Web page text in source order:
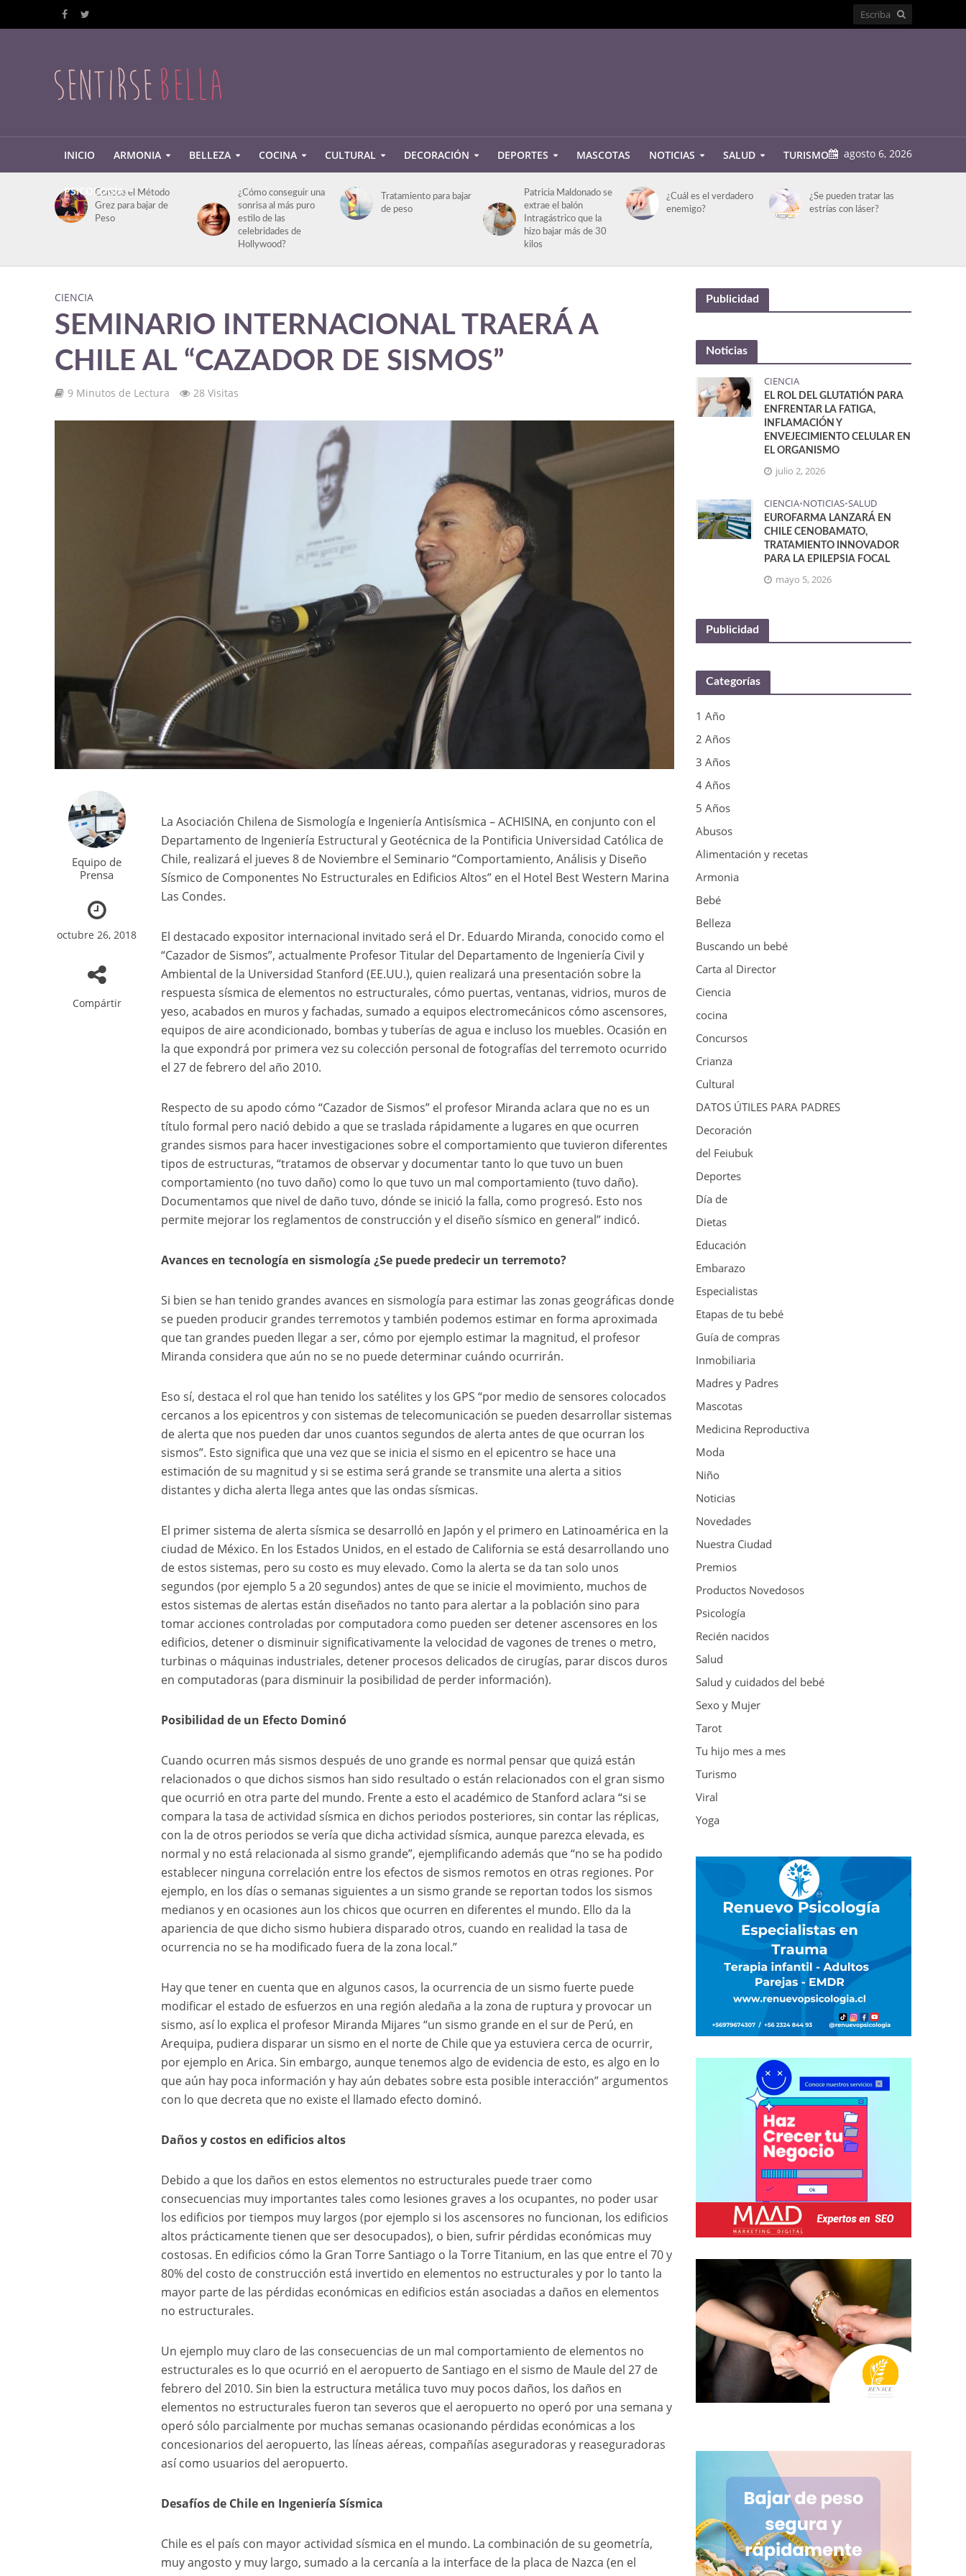
INICIO ARMONIA BELLEZA COCINA CULTURAL DECORACIÓN DEPORTES MASCOTAS NOTICIAS SALUD TURISMO
PSICOLOGÍA
agosto 6, 2026
Conoce el Método
Grez para bajar de
Peso
¿Cómo conseguir una
sonrisa al más puro
estilo de las
celebridades de
Hollywood?
Tratamiento para bajar
de peso
Patricia Maldonado se
extrae el balón
Intragástrico que la
hizo bajar más de 30
kilos
¿Cuál es el verdadero
enemigo?
¿Se pueden tratar las
estrías con láser?
CIENCIA
SEMINARIO INTERNACIONAL TRAERÁ A
CHILE AL “CAZADOR DE SISMOS”
9 Minutos de Lectura 28 Visitas
Equipo de
Prensa
octubre 26, 2018
Compártir
La Asociación Chilena de Sismología e Ingeniería Antisísmica – ACHISINA, en conjunto con el
Departamento de Ingeniería Estructural y Geotécnica de la Pontificia Universidad Católica de
Chile, realizará el jueves 8 de Noviembre el Seminario “Comportamiento, Análisis y Diseño
Sísmico de Componentes No Estructurales en Edificios Altos” en el Hotel Best Western Marina
Las Condes.
El destacado expositor internacional invitado será el Dr. Eduardo Miranda, conocido como el
“Cazador de Sismos”, actualmente Profesor Titular del Departamento de Ingeniería Civil y
Ambiental de la Universidad Stanford (EE.UU.), quien realizará una presentación sobre la
respuesta sísmica de elementos no estructurales, cómo puertas, ventanas, vidrios, muros de
yeso, acabados en muros y fachadas, sumado a equipos electromecánicos cómo ascensores,
equipos de aire acondicionado, bombas y tuberías de agua e incluso los muebles. Ocasión en
la que expondrá por primera vez su colección personal de fotografías del terremoto ocurrido
el 27 de febrero del año 2010.
Respecto de su apodo cómo “Cazador de Sismos” el profesor Miranda aclara que no es un
título formal pero nació debido a que se traslada rápidamente a lugares en que ocurren
grandes sismos para hacer investigaciones sobre el comportamiento que tuvieron diferentes
tipos de estructuras, “tratamos de observar y documentar tanto lo que tuvo un buen
comportamiento (no tuvo daño) como lo que tuvo un mal comportamiento (tuvo daño).
Documentamos que nivel de daño tuvo, dónde se inició la falla, como progresó. Esto nos
permite mejorar los reglamentos de construcción y el diseño sísmico en general” indicó.
Avances en tecnología en sismología ¿Se puede predecir un terremoto?
Si bien se han tenido grandes avances en sismología para estimar las zonas geográficas donde
se pueden producir grandes terremotos y también podemos estimar en forma aproximada
que tan grandes pueden llegar a ser, cómo por ejemplo estimar la magnitud, el profesor
Miranda considera que aún no se no puede determinar cuándo ocurrirán.
Eso sí, destaca el rol que han tenido los satélites y los GPS “por medio de sensores colocados
cercanos a los epicentros y con sistemas de telecomunicación se pueden desarrollar sistemas
de alerta que nos pueden dar unos cuantos segundos de alerta antes de que ocurran los
sismos”. Esto significa que una vez que se inicia el sismo en el epicentro se hace una
estimación de su magnitud y si se estima será grande se transmite una alerta a sitios
distantes y dicha alerta llega antes que las ondas sísmicas.
El primer sistema de alerta sísmica se desarrolló en Japón y el primero en Latinoamérica en la
ciudad de México. En los Estados Unidos, en el estado de California se está desarrollando uno
de estos sistemas, pero su costo es muy elevado. Como la alerta se da tan solo unos
segundos (por ejemplo 5 a 20 segundos) antes de que se inicie el movimiento, muchos de
estos sistemas de alertas están diseñados no tanto para alertar a la población sino para
tomar acciones controladas por computadora como pueden ser detener ascensores en los
edificios, detener o disminuir significativamente la velocidad de vagones de trenes o metro,
turbinas o máquinas industriales, detener procesos delicados de cirugías, parar discos duros
en computadoras (para disminuir la posibilidad de perder información).
Posibilidad de un Efecto Dominó
Cuando ocurren más sismos después de uno grande es normal pensar que quizá están
relacionados o que dichos sismos han sido resultado o están relacionados con el gran sismo
que ocurrió en otra parte del mundo. Frente a esto el académico de Stanford aclara “si se
compara la tasa de actividad sísmica en dichos periodos posteriores, sin contar las réplicas,
con la de otros periodos se vería que dicha actividad sísmica, aunque parezca elevada, es
normal y no está relacionada al sismo grande”, ejemplificando además que “no se ha podido
establecer ninguna correlación entre los efectos de sismos remotos en otras regiones. Por
ejemplo, en los días o semanas siguientes a un sismo grande se reportan todos los sismos
medianos y en ocasiones aun los chicos que ocurren en diferentes el mundo. Ello da la
apariencia de que dicho sismo hubiera disparado otros, cuando en realidad la tasa de
ocurrencia no se ha modificado fuera de la zona local.”
Hay que tener en cuenta que en algunos casos, la ocurrencia de un sismo fuerte puede
modificar el estado de esfuerzos en una región aledaña a la zona de ruptura y provocar un
sismo, así lo explica el profesor Miranda Mijares “un sismo grande en el sur de Perú, en
Arequipa, pudiera disparar un sismo en el norte de Chile que ya estuviera cerca de ocurrir,
por ejemplo en Arica. Sin embargo, aunque tenemos algo de evidencia de esto, es algo en lo
que aún hay poca información y hay aún debates sobre esta posible interacción” argumentos
con lo que decreta que no existe el llamado efecto dominó.
Daños y costos en edificios altos
Debido a que los daños en estos elementos no estructurales puede traer como
consecuencias muy importantes tales como lesiones graves a los ocupantes, no poder usar
los edificios por tiempos muy largos (por ejemplo si los ascensores no funcionan, los edificios
altos prácticamente tienen que ser desocupados), o bien, sufrir pérdidas económicas muy
costosas. En edificios cómo la Gran Torre Santiago o la Torre Titanium, en las que entre el 70 y
80% del costo de construcción está invertido en elementos no estructurales y por lo tanto la
mayor parte de las pérdidas económicas en edificios están asociadas a daños en elementos
no estructurales.
Un ejemplo muy claro de las consecuencias de un mal comportamiento de elementos no
estructurales es lo que ocurrió en el aeropuerto de Santiago en el sismo de Maule del 27 de
febrero del 2010. Sin bien la estructura metálica tuvo muy pocos daños, los daños en
elementos no estructurales fueron tan severos que el aeropuerto no operó por una semana y
operó sólo parcialmente por muchas semanas ocasionando pérdidas económicas a los
concesionarios del aeropuerto, las líneas aéreas, compañías aseguradoras y reaseguradoras
así como usuarios del aeropuerto.
Desafíos de Chile en Ingeniería Sísmica
Chile es el país con mayor actividad sísmica en el mundo. La combinación de su geometría,
muy angosto y muy largo, sumado a la cercanía a la interface de la placa de Nazca (en el
Publicidad
Noticias
CIENCIA
EL ROL DEL GLUTATIÓN PARA
ENFRENTAR LA FATIGA,
INFLAMACIÓN Y
ENVEJECIMIENTO CELULAR EN
EL ORGANISMO
julio 2, 2026
CIENCIA•NOTICIAS•SALUD
EUROFARMA LANZARÁ EN
CHILE CENOBAMATO,
TRATAMIENTO INNOVADOR
PARA LA EPILEPSIA FOCAL
mayo 5, 2026
Publicidad
Categorías
1 Año
2 Años
3 Años
4 Años
5 Años
Abusos
Alimentación y recetas
Armonia
Bebé
Belleza
Buscando un bebé
Carta al Director
Ciencia
cocina
Concursos
Crianza
Cultural
DATOS ÚTILES PARA PADRES
Decoración
del Feiubuk
Deportes
Día de
Dietas
Educación
Embarazo
Especialistas
Etapas de tu bebé
Guía de compras
Inmobiliaria
Madres y Padres
Mascotas
Medicina Reproductiva
Moda
Niño
Noticias
Novedades
Nuestra Ciudad
Premios
Productos Novedosos
Psicología
Recién nacidos
Salud
Salud y cuidados del bebé
Sexo y Mujer
Tarot
Tu hijo mes a mes
Turismo
Viral
Yoga